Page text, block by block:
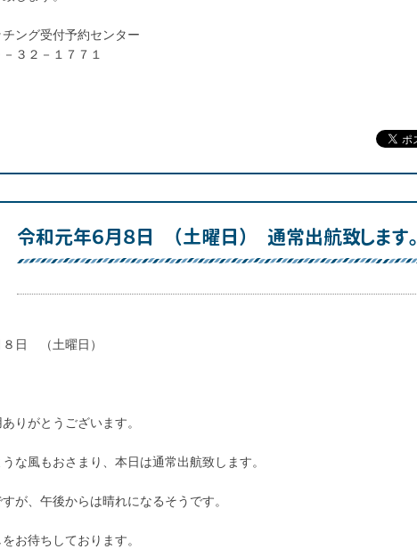
ング受付予約センター
３２－１７７１
令和元年６月８日 （土曜日） 通常出航致します。
日 （土曜日）
りがとうございます。
な風もおさまり、本日は通常出航致します。
が、午後からは晴れになるそうです。
お待ちしております。